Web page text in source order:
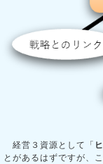
経営３資源として「
とがあるはずですが、